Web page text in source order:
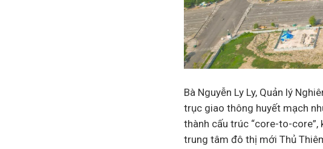
Bà Nguyễn Ly Ly, Quản lý
trục giao thông huyết mạch
thành cấu trúc “core-to-
trung tâm đô thị mới Thủ